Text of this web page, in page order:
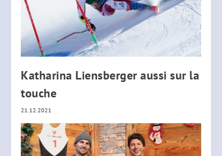
Katharina Liensberger aussi sur la
touche
21.12.2021